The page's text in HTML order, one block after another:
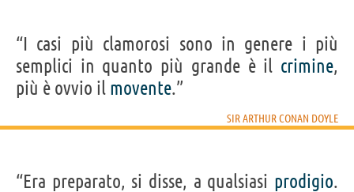
“I casi più clamorosi sono in genere i più
semplici in quanto più grande è il crimine,
più è ovvio il movente.”
SIR ARTHUR CONAN DOYLE
“Era preparato, si disse, a qualsiasi prodigio.